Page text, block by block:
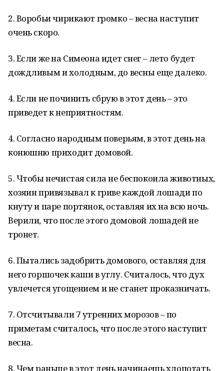
2. Воробьи чирикают громко – весна наступит
очень скоро.
3. Если же на Симеона идет снег – лето будет
дождливым и холодным, до весны еще далеко.
4. Если не починить сбрую в этот день – это
приведет к неприятностям.
4. Согласно народным поверьям, в этот день на
конюшню приходит домовой.
5. Чтобы нечистая сила не беспокоила животных,
хозяин привязывал к гриве каждой лошади по
кнуту и паре портянок, оставляя их на всю ночь.
Верили, что после этого домовой лошадей не
тронет.
6. Пытались задобрить домового, оставляя для
него горшочек каши в углу. Считалось, что дух
увлечется угощением и не станет проказничать.
7. Отсчитывали 7 утренних морозов – по
приметам считалось, что после этого наступит
весна.
8. Чем раньше в этот день начинаешь хлопотать